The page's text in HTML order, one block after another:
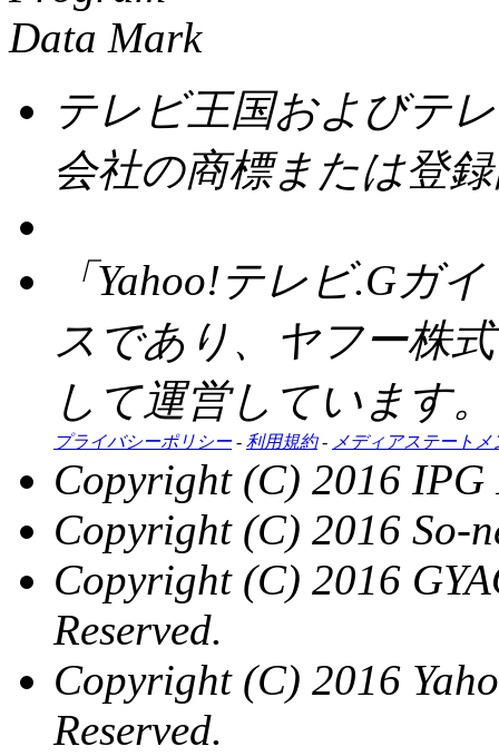
テレビ王国およびテ
会社の商標または登
「Yahoo!テレビ.Gガ
スであり、ヤフー株
して運営しています。
プライバシーポリシー- 利用規約- メディアステートメ
Copyright (C) 2016 IPG
Copyright (C) 2016 So-
Copyright (C) 2016
Reserved.
Copyright (C) 2016
Reserved.